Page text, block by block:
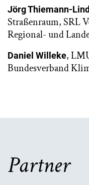
Jörg Thiemann-
Straßenraum, SRL
Regional- und
Daniel Willeke,
Bundesverband
Partner